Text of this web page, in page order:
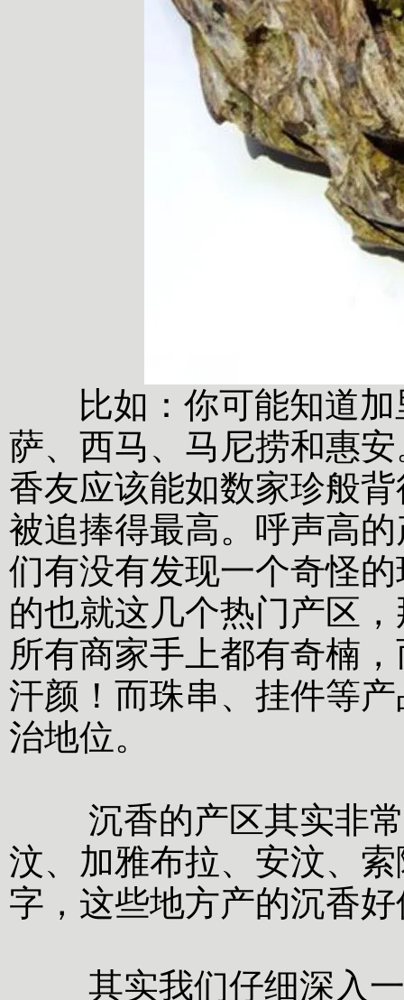
比如：你可能知道加
萨、西马、马尼捞和惠
香友应该能如数家珍般
被追捧得最高。 呼声高
们有没有发现一个奇怪
的也就这几个热门产区
所有商家手上都有奇楠
汗颜！而珠串、挂件等
治地位。
沉香的产区其实非常
汶、加雅布拉、安汶、
字，这些地方产的沉香
其实我们仔细深入一